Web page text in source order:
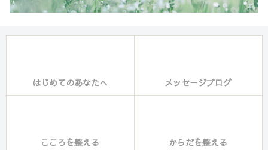
はじめてのあなたへ メッセージブログ
こころを整える からだを整える